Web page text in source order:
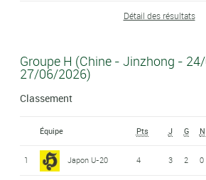
Détail des résultats
Groupe H (Chine - Jinzhong -
27/06/2026)
Classement
Équipe Pts J G N
1 Japon U-20 4 3 2 0